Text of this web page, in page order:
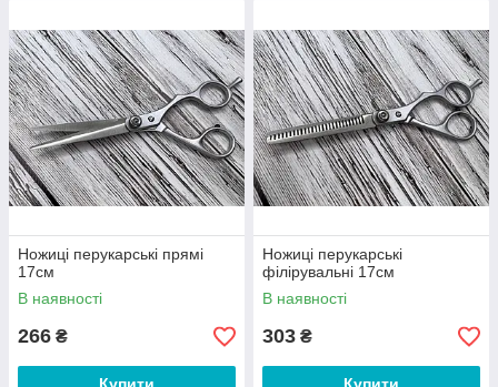
Ножиці перукарські прямі
17см
В наявності
266 ₴
Ножиці перукарські
філірувальні 17см
В наявності
303 ₴